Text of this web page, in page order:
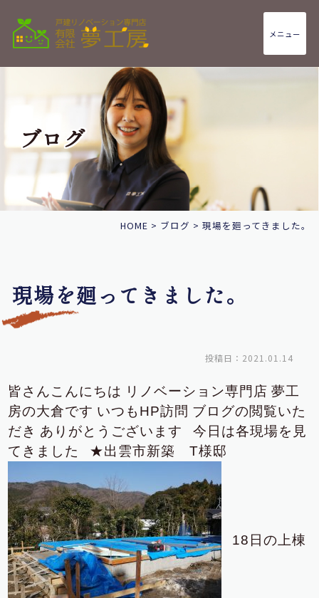
メニュー
ブログ
HOME > ブログ > 現場を廻ってきました。
現場を廻ってきました。
投稿日：2021.01.14
皆さんこんにちは リノベーション専門店 夢工
房の大倉です いつもHP訪問 ブログの閲覧いた
だき ありがとうございます
今日は各現場を見
てきました
★出雲市新築 T様邸
18日の上棟